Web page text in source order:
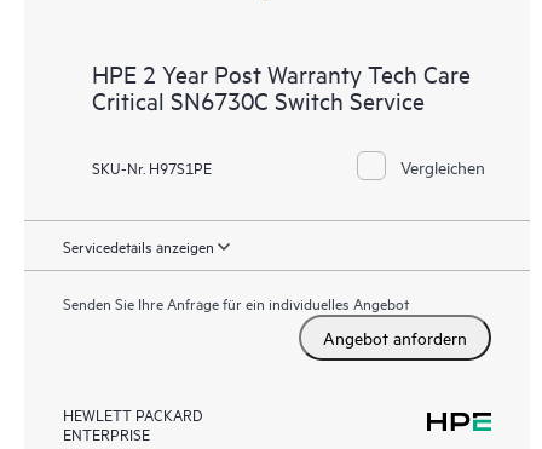
HPE 2 Year Post Warranty Tech Care
Critical SN6730C Switch Service
SKU-Nr. H97S1PE Vergleichen
Servicedetails anzeigen
Senden Sie Ihre Anfrage für ein individuelles Angebot
Angebot anfordern
HEWLETT PACKARD
ENTERPRISE